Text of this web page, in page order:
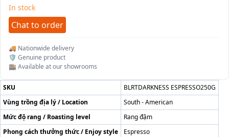
In stock
Chat to order
🚚 Nationwide delivery
🛡️ Genuine product
🏬 Available at our showrooms
SKU
BLRTDARKNESS ESPRESSO250G
Vùng trồng địa lý / Location
South - American
Mức độ rang / Roasting level
Rang đậm
Phong cách thưởng thức / Enjoy style
Espresso